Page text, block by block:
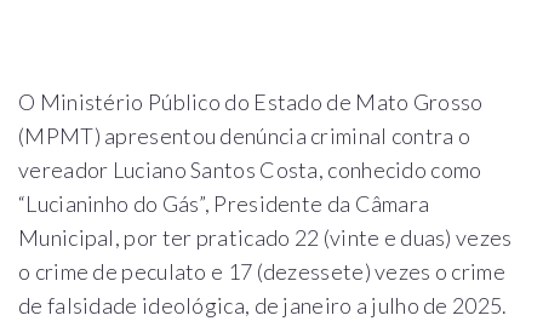
O Ministério Público do Estado de Mato Grosso
(MPMT) apresentou denúncia criminal contra o
vereador Luciano Santos Costa, conhecido como
“Lucianinho do Gás”, Presidente da Câmara
Municipal, por ter praticado 22 (vinte e duas) vezes
o crime de peculato e 17 (dezessete) vezes o crime
de falsidade ideológica, de janeiro a julho de 2025.